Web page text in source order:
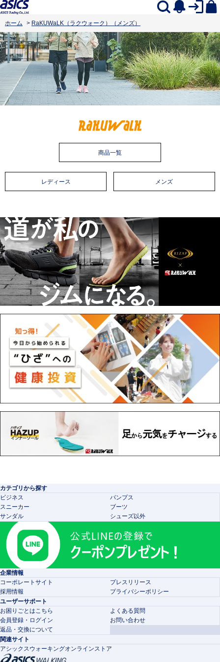
ホーム > RaKUWaLK（ラクウォーク）（メンズ）
商品一覧
レディース メンズ
カテゴリから探す
ビジネス
パンプス
スニーカー
ブーツ
サンダル
シューズ以外
企業情報
コーポレートサイト
プレスリリース
採用情報
プライバシーポリシー
ユーザーサポート
お困りごとはこちら
よくある質問
会員登録・ログイン
お問い合わせ
返品・交換について
関連サイト
アシックスウォーキングオンラインストア